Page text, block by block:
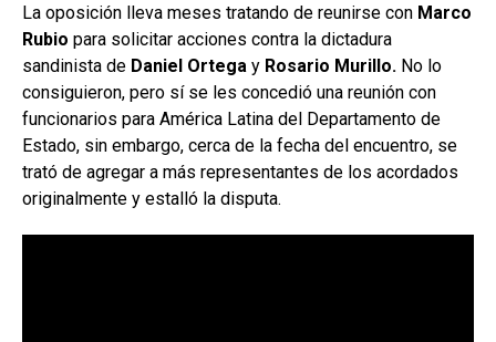
La oposición lleva meses tratando de reunirse con Marco
Rubio para solicitar acciones contra la dictadura
sandinista de Daniel Ortega y Rosario Murillo. No lo
consiguieron, pero sí se les concedió una reunión con
funcionarios para América Latina del Departamento de
Estado, sin embargo, cerca de la fecha del encuentro, se
trató de agregar a más representantes de los acordados
originalmente y estalló la disputa.